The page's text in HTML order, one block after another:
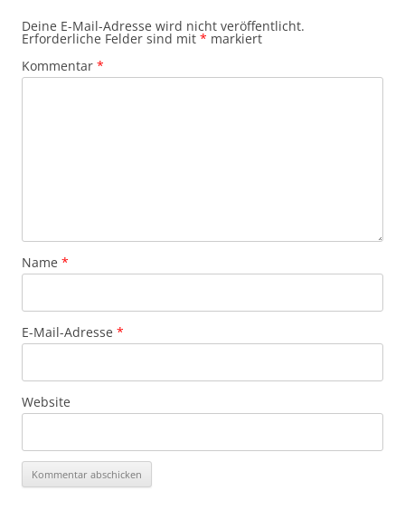
Deine E-Mail-Adresse wird nicht veröffentlicht.
Erforderliche Felder sind mit * markiert
Kommentar *
Name *
E-Mail-Adresse *
Website